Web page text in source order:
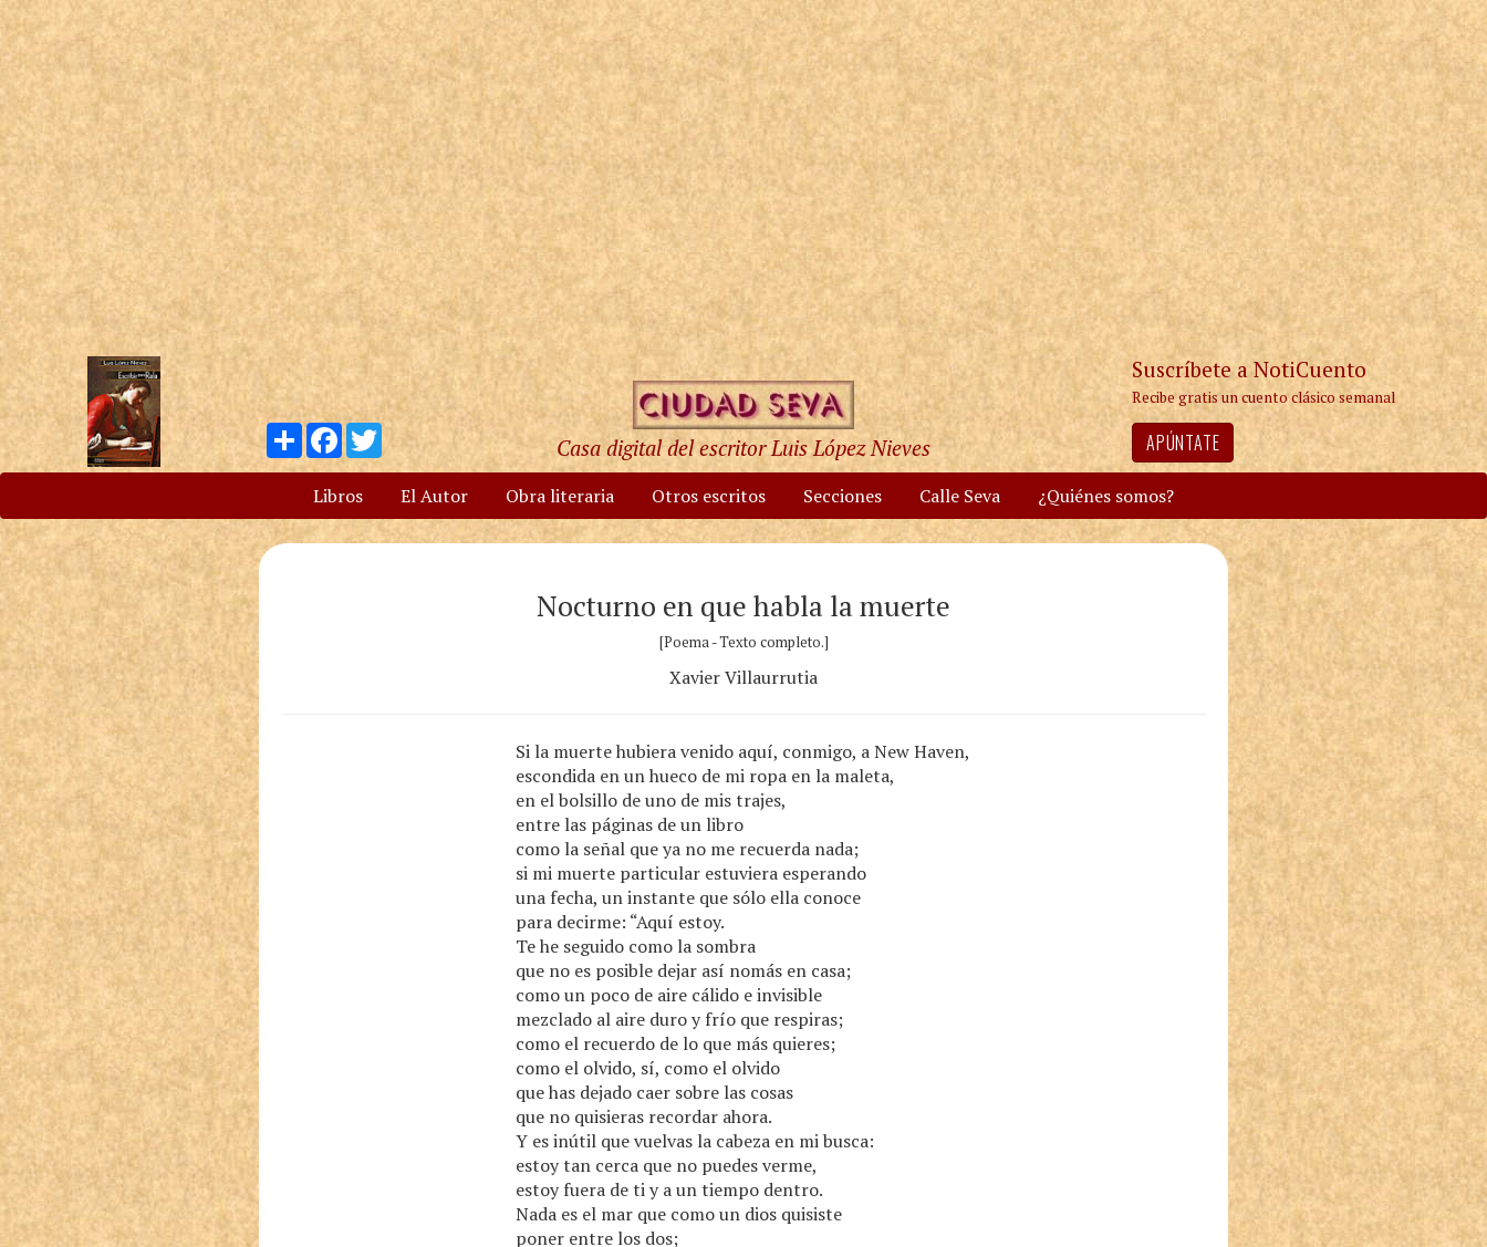
Compartir
Facebook
Twitter
Casa digital del escritor Luis López Nieves
Suscríbete a NotiCuento
Recibe gratis un cuento clásico semanal
APÚNTATE
Libros El Autor Obra literaria Otros escritos Secciones Calle Seva ¿Quiénes somos?
Nocturno en que habla la muerte
[Poema - Texto completo.]
Xavier Villaurrutia
Si la muerte hubiera venido aquí, conmigo, a New Haven,
escondida en un hueco de mi ropa en la maleta,
en el bolsillo de uno de mis trajes,
entre las páginas de un libro
como la señal que ya no me recuerda nada;
si mi muerte particular estuviera esperando
una fecha, un instante que sólo ella conoce
para decirme: “Aquí estoy.
Te he seguido como la sombra
que no es posible dejar así nomás en casa;
como un poco de aire cálido e invisible
mezclado al aire duro y frío que respiras;
como el recuerdo de lo que más quieres;
como el olvido, sí, como el olvido
que has dejado caer sobre las cosas
que no quisieras recordar ahora.
Y es inútil que vuelvas la cabeza en mi busca:
estoy tan cerca que no puedes verme,
estoy fuera de ti y a un tiempo dentro.
Nada es el mar que como un dios quisiste
poner entre los dos;